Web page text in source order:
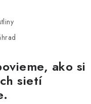
ako si
sietí